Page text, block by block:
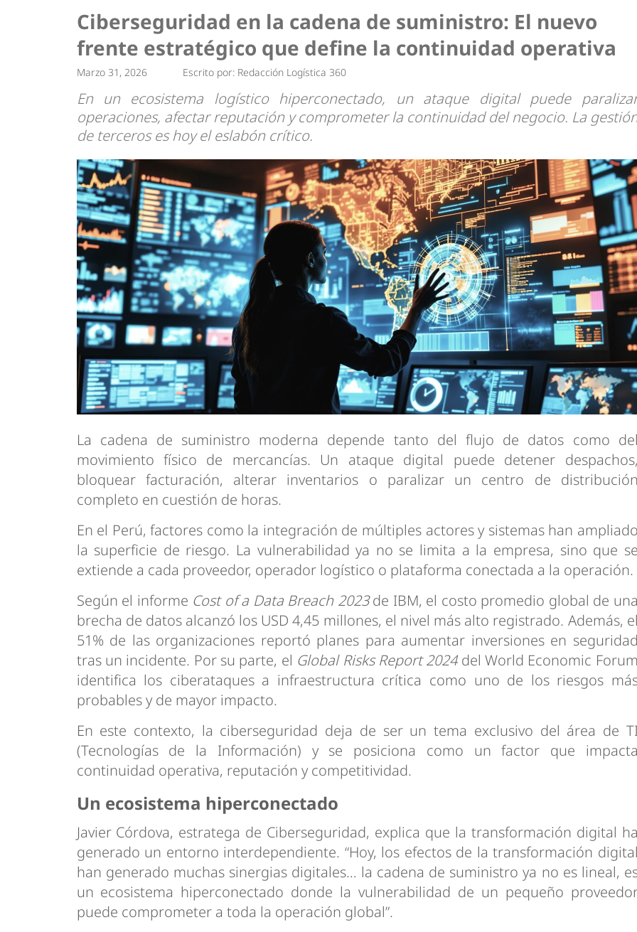
Estrategias
Minería
Ciberseguridad en la cadena de suministro: El nuevo
frente estratégico que define la continuidad operativa
Marzo 31, 2026 Escrito por:Redacción Logística 360
En un ecosistema logístico hiperconectado, un ataque digital puede
operaciones, afectar reputación y comprometer la continuidad del negocio. La
de terceros es hoy el eslabón crítico.
La cadena de suministro moderna depende tanto del flujo de datos como
movimiento físico de mercancías. Un ataque digital puede detener
bloquear facturación, alterar inventarios o paralizar un centro de
completo en cuestión de horas.
En el Perú, factores como la integración de múltiples actores y sistemas han
la superficie de riesgo. La vulnerabilidad ya no se limita a la empresa, sino que
extiende a cada proveedor, operador logístico o plataforma conectada a la operación.
Según el informe Cost of a Data Breach 2023de IBM, el costo promedio global de
brecha de datos alcanzó los USD 4,45 millones, el nivel más alto registrado. Además,
51% de las organizaciones reportó planes para aumentar inversiones en
tras un incidente. Por su parte, el Global Risks Report 2024del World Economic
identifica los ciberataques a infraestructura crítica como uno de los riesgos
probables y de mayor impacto.
En este contexto, la ciberseguridad deja de ser un tema exclusivo del área de
(Tecnologías de la Información) y se posiciona como un factor que
continuidad operativa, reputación y competitividad.
Un ecosistema hiperconectado
Javier Córdova, estratega de Ciberseguridad, explica que la transformación digital
generado un entorno interdependiente. “Hoy, los efectos de la transformación
han generado muchas sinergias digitales… la cadena de suministro ya no es lineal,
un ecosistema hiperconectado donde la vulnerabilidad de un pequeño
puede comprometer a toda la operación global”.